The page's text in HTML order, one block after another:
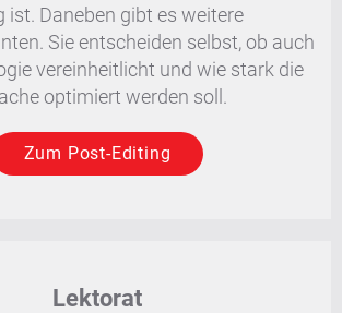
ist. Daneben gibt es weitere
Sie entscheiden selbst, ob auch
vereinheitlicht und wie stark die
optimiert werden soll.
Zum Post-Editing
Lektorat